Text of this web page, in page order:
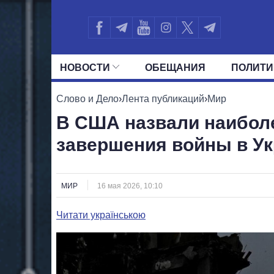
НОВОСТИ ОБЕЩАНИЯ
ВСЕ ПОЛИТИКИ ПРЕЗИДЕНТ И
Слово и Дело›Лента публикаций›Мир
В США назвали
завершения войны в
МИР 16 мая 2026, 10:10
Читати українською